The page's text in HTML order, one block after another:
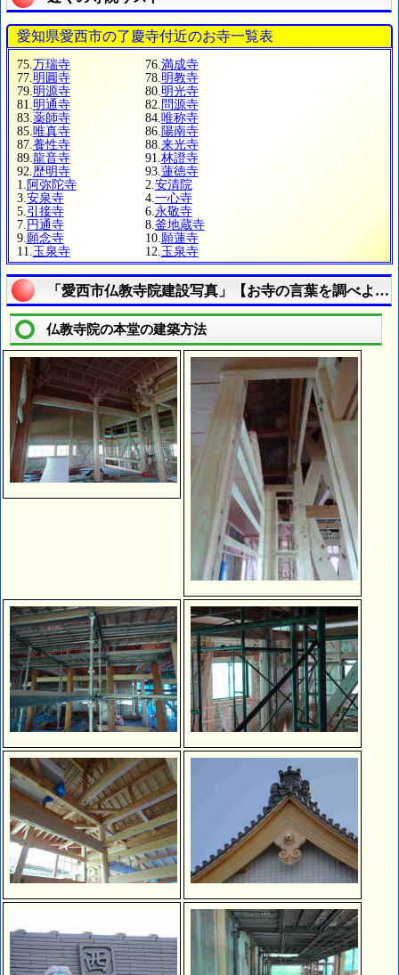
愛知県愛西市の了慶寺付近のお寺一覧表
75. 万瑞寺 76. 満成寺
77. 明圓寺 78. 明教寺
79. 明源寺 80. 明光寺
81. 明通寺 82. 問源寺
83. 薬師寺 84. 唯称寺
85. 唯真寺 86. 陽南寺
87. 養性寺 88. 来光寺
89. 龍音寺 91. 林證寺
92. 歴明寺 93. 蓮徳寺
1. 阿弥陀寺 2. 安清院
3. 安泉寺 4. 一心寺
5. 引接寺 6. 永敬寺
7. 円通寺 8. 釜地蔵寺
9. 願念寺 10. 願蓮寺
11. 玉泉寺 12. 玉泉寺
「愛西市仏教寺院建設写真」【お寺の言葉を調べよう
仏教寺院の本堂の建築方法